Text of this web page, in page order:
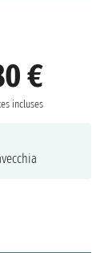
€
incluses